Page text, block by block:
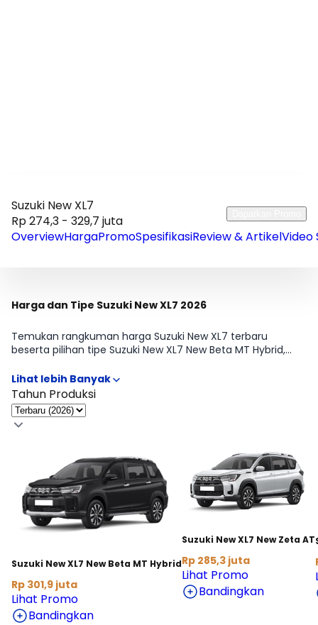
Suzuki New XL7
Rp 274,3 - 329,7 juta
OverviewHargaPromoSpesifikasiReview & ArtikelVideo
Harga dan Tipe Suzuki New XL7 2026
Temukan rangkuman harga Suzuki New XL7 terbaru
beserta pilihan tipe Suzuki New XL7 New Beta MT Hybrid,
Suzuki New XL7 Alpha MT Hybrid, Suzuki New XL7 New Beta
AT Hybrid, Suzuki New XL7 Alpha Kuro, Suzuki New XL7 New
Alpha AT Hybrid agar kamu mudah membandingkan fitur,
transmisi, dan budget. Kami sertakan informasi OTR lintas
kota serta opsi cicilan supaya proses memilih tipe Suzuki
varian? Lanjut ke halaman Harga & Varian.
Tahun Produksi
Suzuki New XL7 New Beta MT Hybrid
Rp 301,9 juta
Lihat Promo
Bandingkan
Suzuki New XL7 New Zeta AT
Rp 285,3 juta
Lihat Promo
Bandingkan